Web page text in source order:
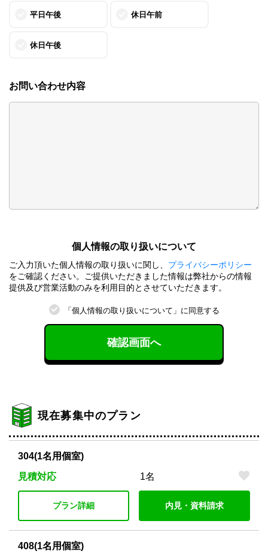
平日午後 休日午前
休日午後
お問い合わせ内容
個⼈情報の取り扱いについて
ご⼊⼒頂いた個⼈情報の取り扱いに関し、 プライバシーポリシー
をご確認ください。ご提供いただきました情報は弊社からの情報
提供及び営業活動のみを利⽤⽬的とさせていただきます。
「個⼈情報の取り扱いについて」に同意する
確認画面へ
現在募集中のプラン
304(1名用個室)
見積対応
1名
プラン詳細 内見・資料請求
408(1名用個室)